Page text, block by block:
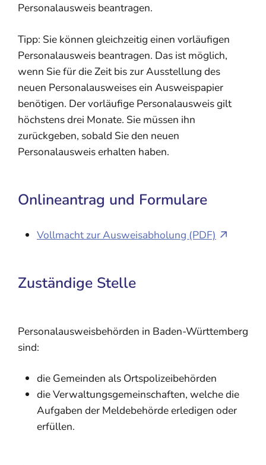
Personalausweis beantragen.
Tipp: Sie können gleichzeitig einen vorläufigen
Personalausweis beantragen. Das ist möglich,
wenn Sie für die Zeit bis zur Ausstellung des
neuen Personalausweises ein Ausweispapier
benötigen. Der vorläufige Personalausweis gilt
höchstens drei Monate. Sie müssen ihn
zurückgeben, sobald Sie den neuen
Personalausweis erhalten haben.
Onlineantrag und Formulare
Vollmacht zur Ausweisabholung (PDF)
Zuständige Stelle
Personalausweisbehörden in Baden-Württemberg
sind:
die Gemeinden als Ortspolizeibehörden
die Verwaltungsgemeinschaften, welche die
Aufgaben der Meldebehörde erledigen oder
erfüllen.